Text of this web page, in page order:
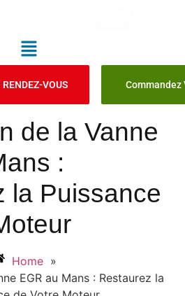
RENDEZ-VOUS Commandez
de la Vanne
:
la Puissance
Home »
EGR au Mans : Restaurez la